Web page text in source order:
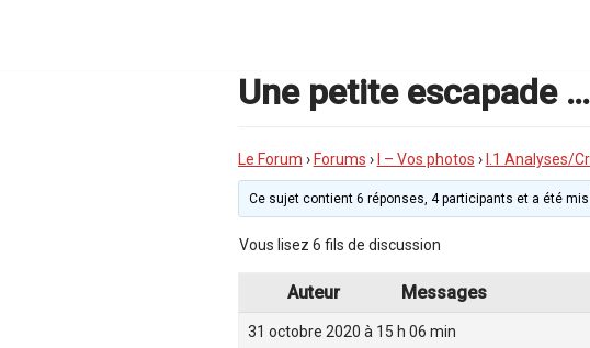
Une petite escapade
Le Forum › Forums › I – Vos photos › I.1 Analyses/
Ce sujet contient 6 réponses, 4 participants et a été
Vous lisez 6 fils de discussion
Auteur Messages
31 octobre 2020 à 15 h 06 min